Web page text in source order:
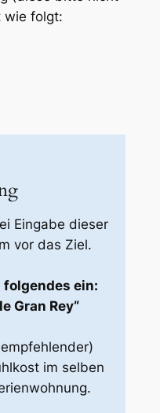
wie folgt:
Eingabe dieser
vor das Ziel.
folgendes ein:
Gran Rey“
im selben